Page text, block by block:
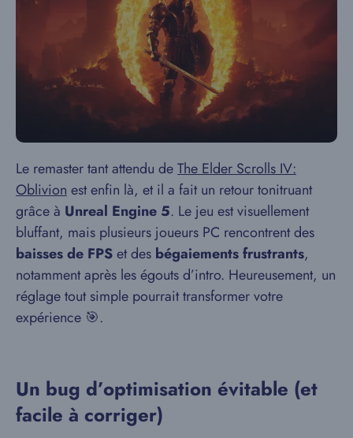
Le remaster tant attendu deThe Elder Scrolls IV:
Oblivion est enfin là, et il a fait un retour tonitruant
grâce à Unreal Engine 5. Le jeu est visuellement
bluffant, mais plusieurs joueurs PC rencontrent des
baisses de FPSet des bégaiements frustrants,
notamment après les égouts d’intro. Heureusement, un
réglage tout simple pourrait transformer votre
expérience 🎯.
Un bug d’optimisation évitable (et
facile à corriger)